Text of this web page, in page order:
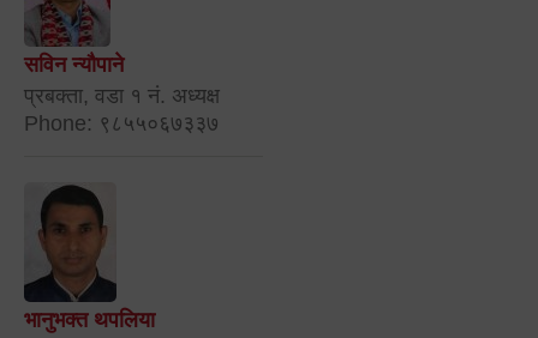
सविन न्यौपाने
प्रबक्ता, वडा १ नं. अध्यक्ष
Phone: ९८५५०६७३३७
भानुभक्त थपलिया